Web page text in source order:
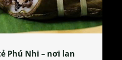
Tương bần Hưng